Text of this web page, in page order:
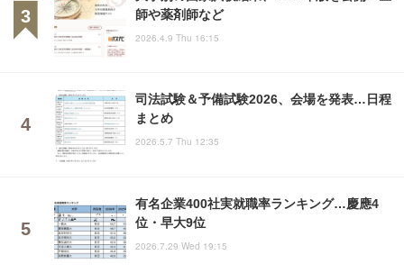
師や薬剤師など
2026.4.9 Thu 16:15
司法試験＆予備試験2026、会場を発表…日程
まとめ
2026.5.7 Thu 12:35
有名企業400社実就職率ランキング…慶應4
位・早大9位
2026.7.29 Wed 19:15